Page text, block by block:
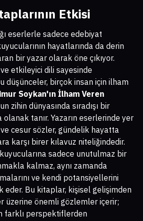
Etkisi
eserlerle sadece edebiyat
hayatlarında da derin
bir yazar olarak öne çıkıyor.
etkileyici dili sayesinde
düşünceler, birçok insan için ilham
Soykan'ın İlham Veren
zihin dünyasında sıradışı bir
olanak tanır. Yazarın eserlerinde yer
cesur sözler, gündelik hayatta
karşı birer kılavuz niteliğindedir.
sadece unutulmaz bir
kalmaz, aynı zamanda
ve kendi potansiyellerini
eder. Bu kitaplar, kişisel gelişimden
üzerine önemli gözlemler içerir;
farklı perspektiflerden